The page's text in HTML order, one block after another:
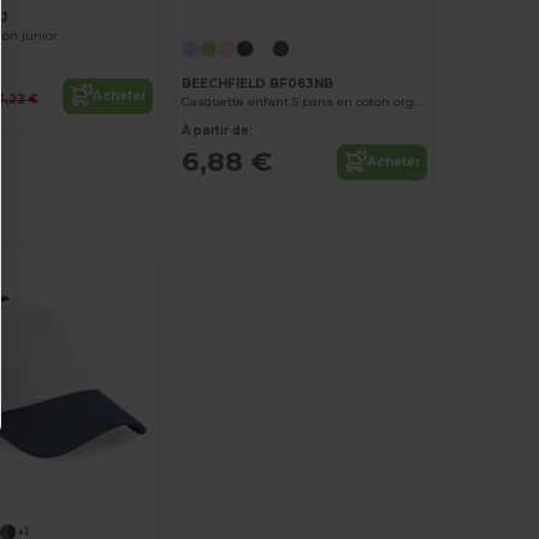
junior
3,22 € Acheter
BEECHFIELD BF063NB
Casquette enfant 5 pans en coton organique
À partir de:
6,88 € Acheter
+1